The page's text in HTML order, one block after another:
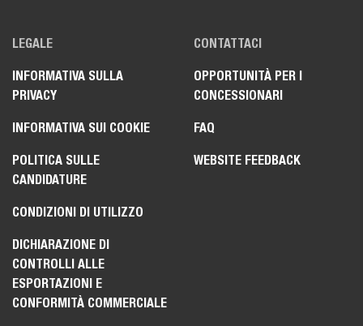
LEGALE
INFORMATIVA SULLA
PRIVACY
INFORMATIVA SUI COOKIE
POLITICA SULLE
CANDIDATURE
CONDIZIONI DI UTILIZZO
DICHIARAZIONE DI
CONTROLLI ALLE
ESPORTAZIONI E
CONFORMITÀ COMMERCIALE
CONTATTACI
OPPORTUNITÀ PER I
CONCESSIONARI
FAQ
WEBSITE FEEDBACK